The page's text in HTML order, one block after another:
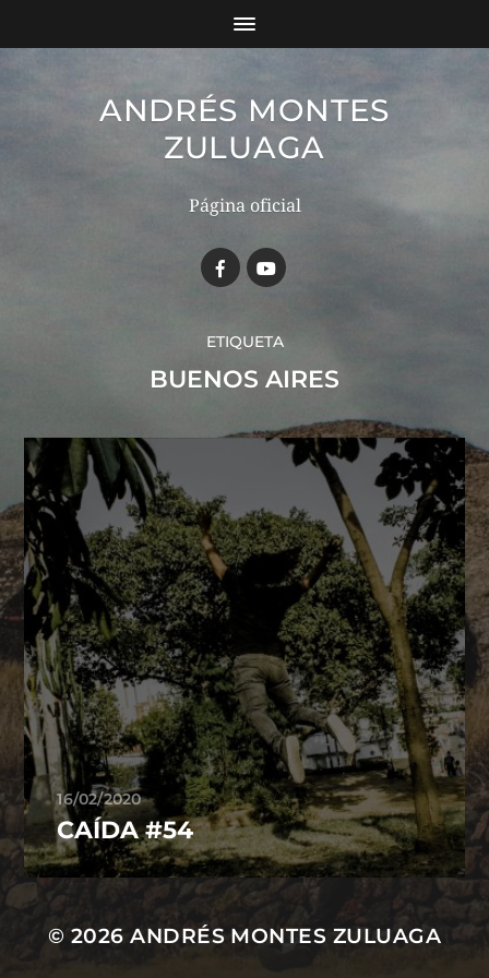
ANDRÉS MONTES
ZULUAGA
Página oficial
ETIQUETA
BUENOS AIRES
16/02/2020
CAÍDA #54
© 2026ANDRÉS MONTES ZULUAGA